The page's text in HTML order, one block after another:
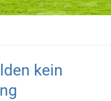
kein
Aktuelles Eltern Regelwerke